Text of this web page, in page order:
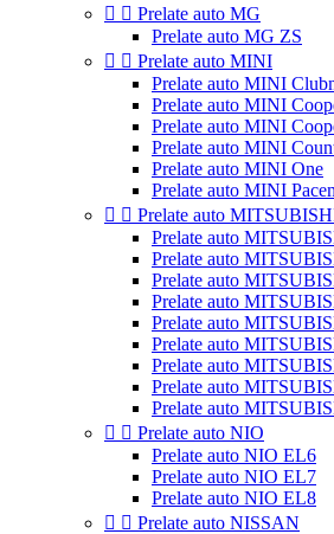
  Prelate auto MG
Prelate auto MG ZS
  Prelate auto MINI
Prelate auto MINI
Prelate auto MINI
Prelate auto MINI
Prelate auto MINI
Prelate auto MINI One
Prelate auto MINI
  Prelate auto
Prelate auto
Prelate auto
Prelate auto
Prelate auto
Prelate auto
Prelate auto
Prelate auto
Prelate auto
Prelate auto
  Prelate auto NIO
Prelate auto NIO EL6
Prelate auto NIO EL7
Prelate auto NIO EL8
  Prelate auto NISSAN